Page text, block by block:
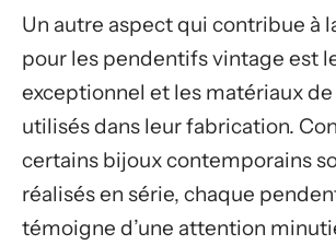
Un autre aspect qui contribue à
pour les pendentifs vintage est
exceptionnel et les matériaux
utilisés dans leur fabrication.
certains bijoux contemporains
réalisés en série, chaque
témoigne d’une attention